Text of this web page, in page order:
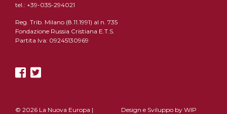
tel.: +39-035-294021
Reg. Trib. Milano (8.11.1991) al n. 735
Fondazione Russia Cristiana E.T.S.
Partita Iva: 09245130969
© 2026 La Nuova Europa |
Design e Sviluppo by WIP